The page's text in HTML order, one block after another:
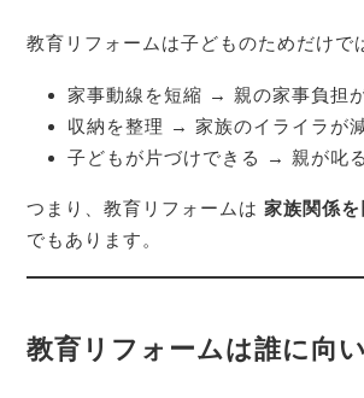
教育リフォームは子どものためだけで
家事動線を短縮 → 親の家事負担
収納を整理 → 家族のイライラが
子どもが片づけできる → 親が叱
つまり、教育リフォームは家族関係
でもあります。
教育リフォームは誰に向